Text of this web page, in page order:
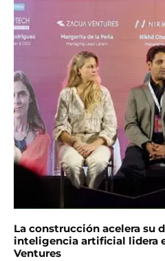
La construcción acelera su
inteligencia artificial lidera
Ventures